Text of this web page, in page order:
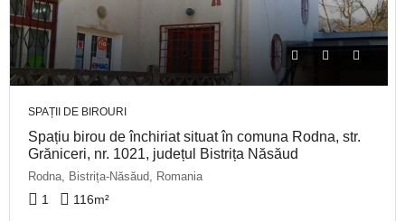
SPAȚII DE BIROURI
Spațiu birou de închiriat situat în comuna Rodna, str.
Grăniceri, nr. 1021, județul Bistrița Năsăud
Rodna, Bistrița-Năsăud, Romania
1 116m²